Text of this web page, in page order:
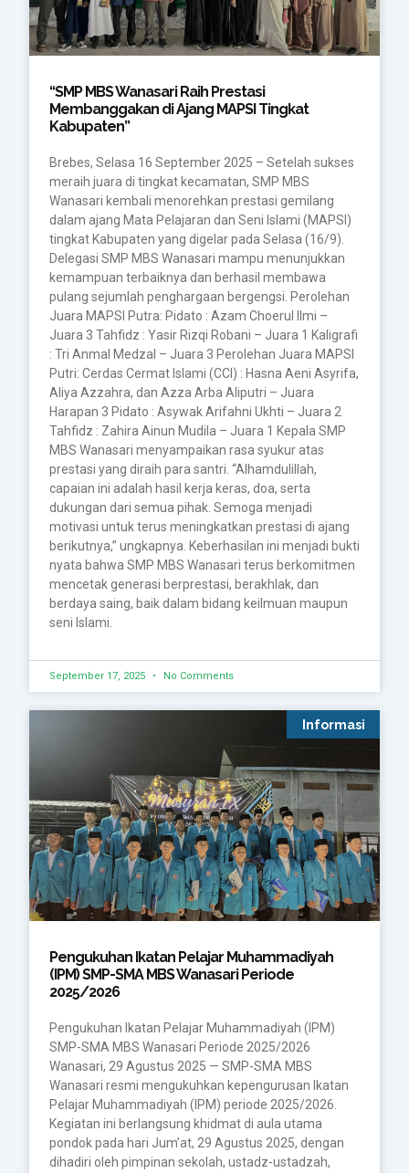
“SMP MBS Wanasari Raih Prestasi
Membanggakan di Ajang MAPSI Tingkat
Kabupaten”
Brebes, Selasa 16 September 2025 – Setelah sukses
meraih juara di tingkat kecamatan, SMP MBS
Wanasari kembali menorehkan prestasi gemilang
dalam ajang Mata Pelajaran dan Seni Islami (MAPSI)
tingkat Kabupaten yang digelar pada Selasa (16/9).
Delegasi SMP MBS Wanasari mampu menunjukkan
kemampuan terbaiknya dan berhasil membawa
pulang sejumlah penghargaan bergengsi. Perolehan
Juara MAPSI Putra: Pidato : Azam Choerul Ilmi –
Juara 3 Tahfidz : Yasir Rizqi Robani – Juara 1 Kaligrafi
: Tri Anmal Medzal – Juara 3 Perolehan Juara MAPSI
Putri: Cerdas Cermat Islami (CCI) : Hasna Aeni Asyrifa,
Aliya Azzahra, dan Azza Arba Aliputri – Juara
Harapan 3 Pidato : Asywak Arifahni Ukhti – Juara 2
Tahfidz : Zahira Ainun Mudila – Juara 1 Kepala SMP
MBS Wanasari menyampaikan rasa syukur atas
prestasi yang diraih para santri. “Alhamdulillah,
capaian ini adalah hasil kerja keras, doa, serta
dukungan dari semua pihak. Semoga menjadi
motivasi untuk terus meningkatkan prestasi di ajang
berikutnya,” ungkapnya. Keberhasilan ini menjadi bukti
nyata bahwa SMP MBS Wanasari terus berkomitmen
mencetak generasi berprestasi, berakhlak, dan
berdaya saing, baik dalam bidang keilmuan maupun
seni Islami.
September 17, 2025 No Comments
Informasi
Pengukuhan Ikatan Pelajar Muhammadiyah
(IPM) SMP-SMA MBS Wanasari Periode
2025/2026
Pengukuhan Ikatan Pelajar Muhammadiyah (IPM)
SMP-SMA MBS Wanasari Periode 2025/2026
Wanasari, 29 Agustus 2025 — SMP-SMA MBS
Wanasari resmi mengukuhkan kepengurusan Ikatan
Pelajar Muhammadiyah (IPM) periode 2025/2026.
Kegiatan ini berlangsung khidmat di aula utama
pondok pada hari Jum’at, 29 Agustus 2025, dengan
dihadiri oleh pimpinan sekolah, ustadz-ustadzah,